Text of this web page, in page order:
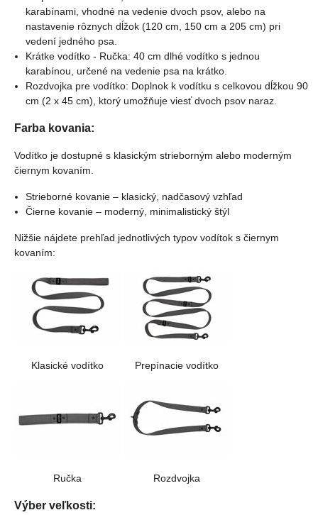
karabínami, vhodné na vedenie dvoch psov, alebo na
nastavenie rôznych dĺžok (120 cm, 150 cm a 205 cm) pri
vedení jedného psa.
Krátke vodítko - Ručka: 40 cm dlhé vodítko s jednou
karabínou, určené na vedenie psa na krátko.
Rozdvojka pre vodítko: Doplnok k vodítku s celkovou dĺžkou 90
cm (2 x 45 cm), ktorý umožňuje viesť dvoch psov naraz.
Farba kovania:
Vodítko je dostupné s klasickým strieborným alebo moderným
čiernym kovaním.
Strieborné kovanie – klasický, nadčasový vzhľad
Čierne kovanie – moderný, minimalistický štýl
Nižšie nájdete prehľad jednotlivých typov vodítok s čiernym
kovaním:
Klasické vodítko Prepínacie vodítko
Ručka Rozdvojka
Výber veľkosti: